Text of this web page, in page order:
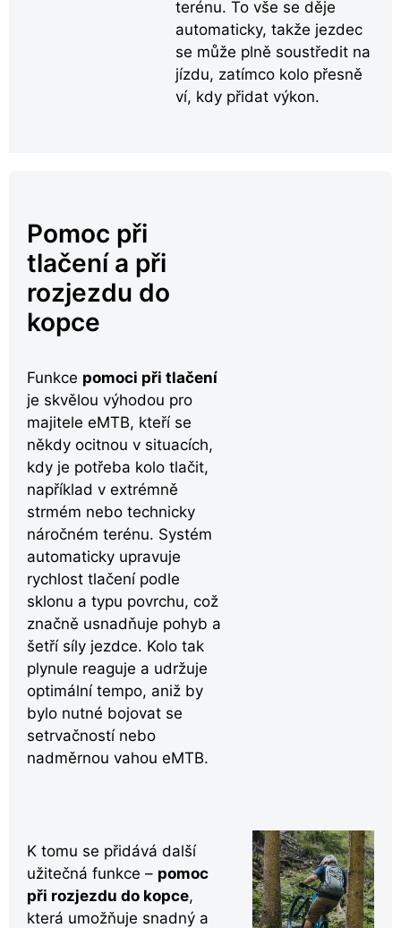
terénu. To vše se děje
automaticky, takže jezdec
se může plně soustředit na
jízdu, zatímco kolo přesně
ví, kdy přidat výkon.
Pomoc při
tlačení a při
rozjezdu do
kopce
Funkce pomoci při tlačení
je skvělou výhodou pro
majitele eMTB, kteří se
někdy ocitnou v situacích,
kdy je potřeba kolo tlačit,
například v extrémně
strmém nebo technicky
náročném terénu. Systém
automaticky upravuje
rychlost tlačení podle
sklonu a typu povrchu, což
značně usnadňuje pohyb a
šetří síly jezdce. Kolo tak
plynule reaguje a udržuje
optimální tempo, aniž by
bylo nutné bojovat se
setrvačností nebo
nadměrnou vahou eMTB.
K tomu se přidává další
užitečná funkce – pomoc
při rozjezdu do kopce,
která umožňuje snadný a